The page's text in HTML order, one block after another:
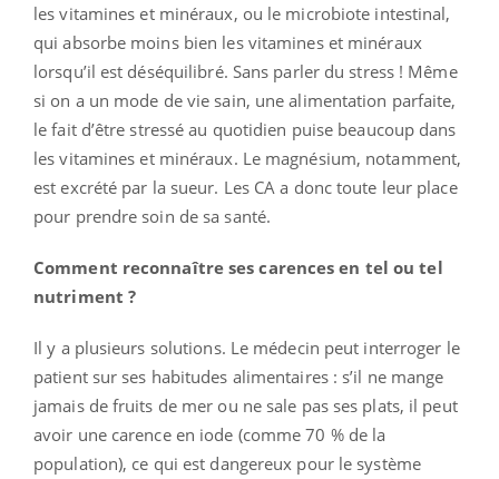
les vitamines et minéraux, ou le microbiote intestinal,
qui absorbe moins bien les vitamines et minéraux
lorsqu’il est déséquilibré. Sans parler du stress ! Même
si on a un mode de vie sain, une alimentation parfaite,
le fait d’être stressé au quotidien puise beaucoup dans
les vitamines et minéraux. Le magnésium, notamment,
est excrété par la sueur. Les CA a donc toute leur place
pour prendre soin de sa santé.
Comment reconnaître ses carences en tel ou tel
nutriment ?
Il y a plusieurs solutions. Le médecin peut interroger le
patient sur ses habitudes alimentaires : s’il ne mange
jamais de fruits de mer ou ne sale pas ses plats, il peut
avoir une carence en iode (comme 70 % de la
population), ce qui est dangereux pour le système